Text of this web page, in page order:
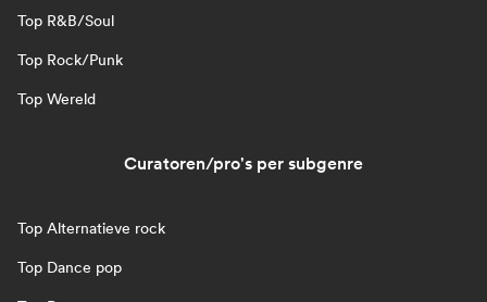
Top R&B/Soul
Top Rock/Punk
Top Wereld
Curatoren/pro's per subgenre
Top Alternatieve rock
Top Dance pop